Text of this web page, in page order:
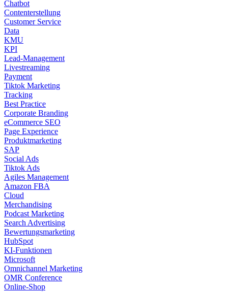
Chatbot
Contenterstellung
Customer Service
Data
KMU
KPI
Lead-Management
Livestreaming
Payment
Tiktok Marketing
Tracking
Best Practice
Corporate Branding
eCommerce SEO
Page Experience
Produktmarketing
SAP
Social Ads
Tiktok Ads
Agiles Management
Amazon FBA
Cloud
Merchandising
Podcast Marketing
Search Advertising
Bewertungsmarketing
HubSpot
KI-Funktionen
Microsoft
Omnichannel Marketing
OMR Conference
Online-Shop